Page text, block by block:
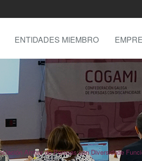
ENTIDADES MIEMBRO
Ambar de Persoas con Diversidade